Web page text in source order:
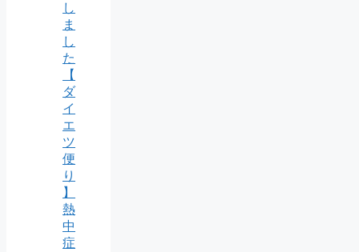
し
ま
し
た
【
ダ
イ
エ
ツ
便
り
】
熱
中
症